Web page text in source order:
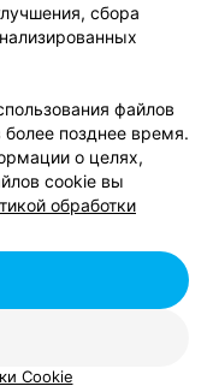
обусловиях
механизме реализации
сбора
файлов
более позднее время.
о целях,
cookie вы
обработки
Cookie